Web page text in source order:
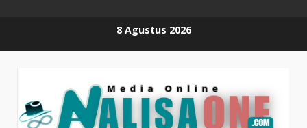
8 Agustus 2026